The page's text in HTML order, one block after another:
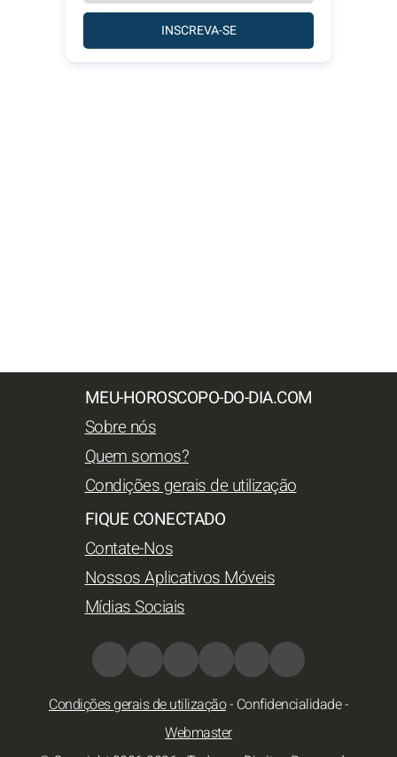
INSCREVA-SE
MEU-HOROSCOPO-DO-DIA.COM
Sobre nós
Quem somos?
Condições gerais de utilização
FIQUE CONECTADO
Contate-Nos
Nossos Aplicativos Móveis
Mídias Sociais
Condições gerais de utilização- Confidencialidade-
Webmaster